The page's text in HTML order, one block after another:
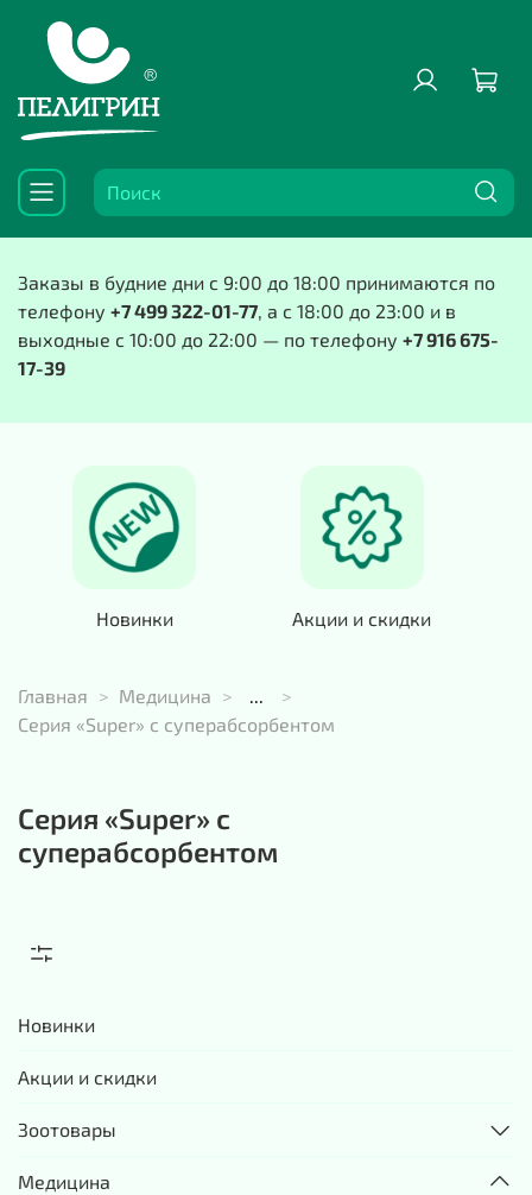
Заказы в будние дни с 9:00 до 18:00 принимаются по
телефону +7 499 322-01-77, а с 18:00 до 23:00 и в
выходные с 10:00 до 22:00 — по телефону +7 916 675-
17-39
Новинки Акции и скидки
Главная Медицина
Серия «Super» с суперабсорбентом
Серия «Super» с
суперабсорбентом
Новинки
Акции и скидки
Зоотовары
Медицина